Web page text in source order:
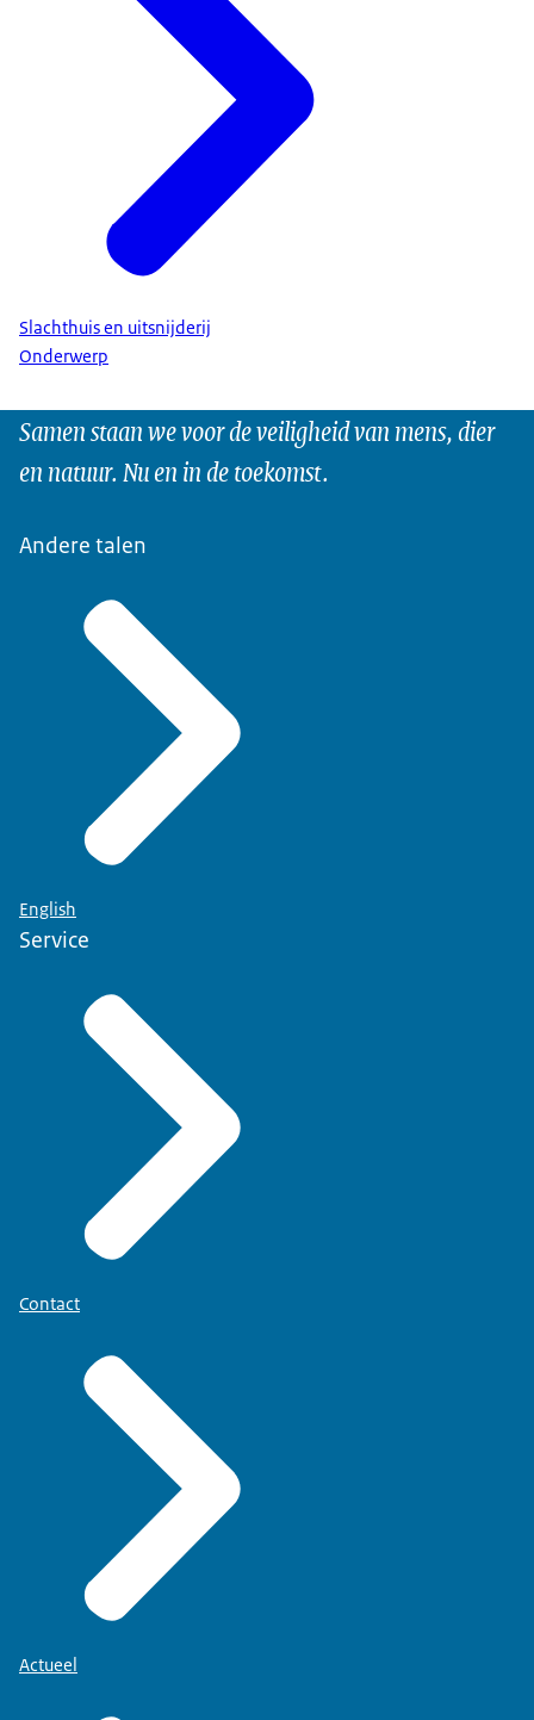
Slachthuis en uitsnijderij
Onderwerp
Samen staan we voor de veiligheid van mens, dier
en natuur. Nu en in de toekomst.
Andere talen
English
Service
Contact
Actueel